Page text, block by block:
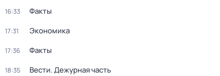
16:33 Факты
17:31 Экономика
17:36 Факты
18:35 Вести. Дежурная часть